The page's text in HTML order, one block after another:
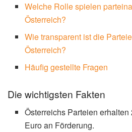
Welche Rolle spielen
Österreich?
Wie transparent ist die
Österreich?
Häufig gestellte Fragen
Die wichtigsten Fakten
Österreichs Parteien
Euro an Förderung.